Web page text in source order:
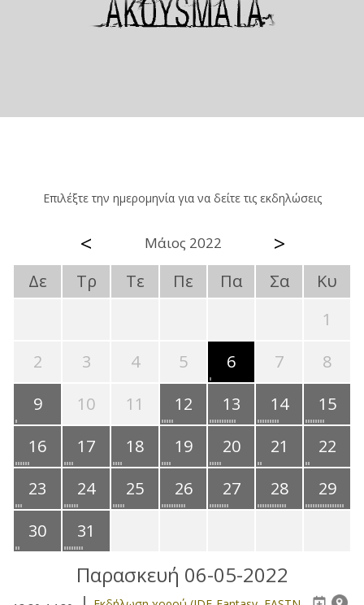
Επιλέξτε την ημερομηνία για να δείτε τις εκδηλώσεις
< Μάιος 2022 >
Δε Τρ Τε Πε Πα Σα
Κυ
1
2
3 4 5 6 7
8
9
10 11 12 13 14
15
16
17 18 19 20 21
22
23
24 25 26 27 28
29
30
31
Παρασκευή 06-05-2022